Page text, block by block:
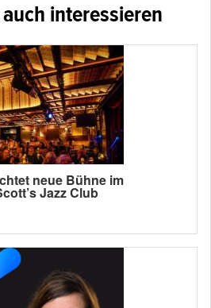
interessieren
neue Bühne im
Jazz Club